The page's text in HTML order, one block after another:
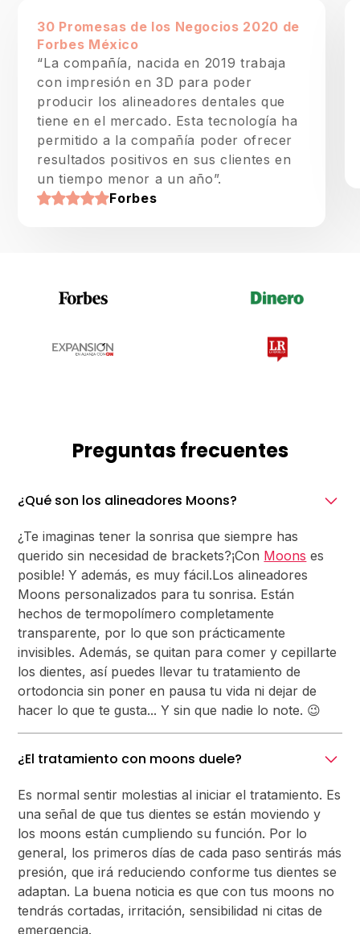
30 Promesas de los Negocios 2020 de
Forbes México
“La compañía, nacida en 2019 trabaja
con impresión en 3D para poder
producir los alineadores dentales que
tiene en el mercado. Esta tecnología ha
permitido a la compañía poder ofrecer
resultados positivos en sus clientes en
un tiempo menor a un año”.
Forbes
Preguntas frecuentes
¿Qué son los alineadores Moons?
¿Te imaginas tener la sonrisa que siempre has
querido sin necesidad de brackets?¡Con Moons es
posible! Y además, es muy fácil.Los alineadores
Moons personalizados para tu sonrisa. Están
hechos de termopolímero completamente
transparente, por lo que son prácticamente
invisibles. Además, se quitan para comer y cepillarte
los dientes, así puedes llevar tu tratamiento de
ortodoncia sin poner en pausa tu vida ni dejar de
hacer lo que te gusta... Y sin que nadie lo note. 😉
¿El tratamiento con moons duele?
Es normal sentir molestias al iniciar el tratamiento. Es
una señal de que tus dientes se están moviendo y
los moons están cumpliendo su función. Por lo
general, los primeros días de cada paso sentirás más
presión, que irá reduciendo conforme tus dientes se
adaptan. La buena noticia es que con tus moons no
tendrás cortadas, irritación, sensibilidad ni citas de
emergencia.